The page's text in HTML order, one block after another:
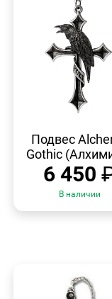
ПРОСМОТР
Подвес
Gothic
6 450
В наличии